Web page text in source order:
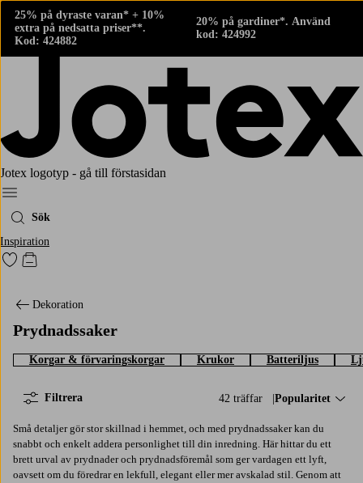
25% på dyraste varan* + 10%
extra på nedsatta priser**.
Kod: 424882
20% på gardiner*. Använd
kod: 424992
Jotex logotyp - gå till förstasidan
Meny
Sök
Inspiration
Gå till favoritmarkerade produkter
Gå till kundvagnen
Dekoration
Prydnadssaker
Korgar & förvaringskorgar Krukor Batteriljus
42 träffar Sortera på:
Popularitet
Filtrera
Små detaljer gör stor skillnad i hemmet, och med prydnadssaker kan du
snabbt och enkelt addera personlighet till din inredning. Här hittar du ett
brett urval av prydnader och prydnadsföremål som ger vardagen ett lyft,
oavsett om du föredrar en lekfull, elegant eller mer avskalad stil. Genom att